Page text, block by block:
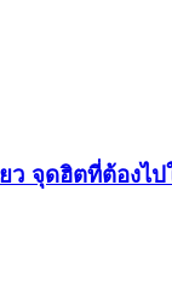
ว จุดฮิตที่ต้องไ